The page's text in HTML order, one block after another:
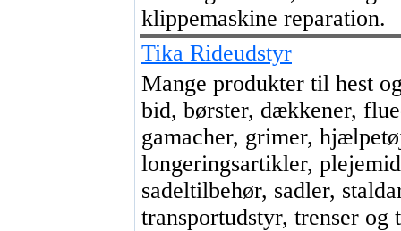
klippemaskine reparation.
Tika Rideudstyr
Mange produkter til hest
bid, børster, dækkener,
gamacher, grimer,
longeringsartikler,
sadeltilbehør, sadler,
transportudstyr, trenser og